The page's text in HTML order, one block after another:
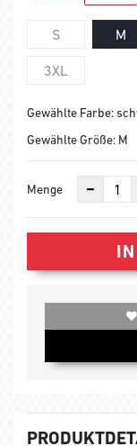
S M
3XL
Gewählte Farbe:
Gewählte Größe: M
Menge